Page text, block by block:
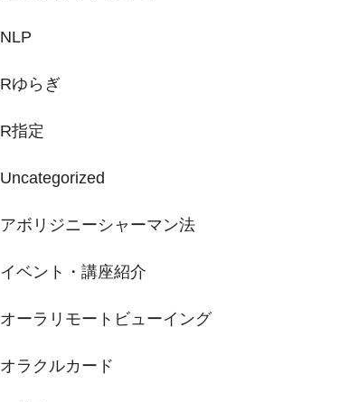
NLP
Rゆらぎ
R指定
Uncategorized
アボリジニーシャーマン法
イベント・講座紹介
オーラリモートビューイング
オラクルカード